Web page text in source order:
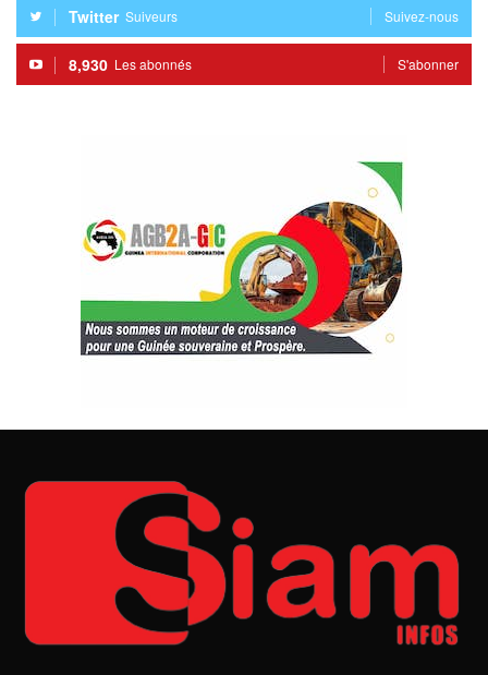
Twitter Suiveurs Suivez-nous
8,930 Les abonnés S'abonner